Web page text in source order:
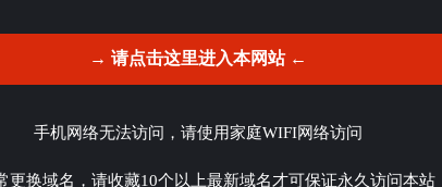
→ 请点击这里进入本网站 ←
手机网络无法访问，请使用家庭WIFI网络访问
更换域名，请收藏10个以上最新域名才可保证永久访问本站